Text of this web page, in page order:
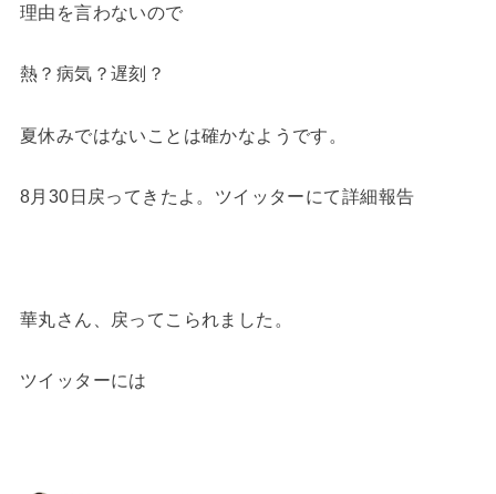
理由を言わないので
熱？病気？遅刻？
夏休みではないことは確かなようです。
8月30日戻ってきたよ。ツイッターにて詳細報告
華丸さん、戻ってこられました。
ツイッターには